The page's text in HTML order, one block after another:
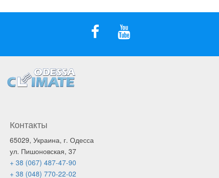
Контакты
65029, Украина, г. Одесса
ул. Пишоновская, 37
+ 38 (067) 487-47-90
+ 38 (048) 770-22-02